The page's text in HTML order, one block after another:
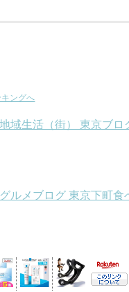
ングへ